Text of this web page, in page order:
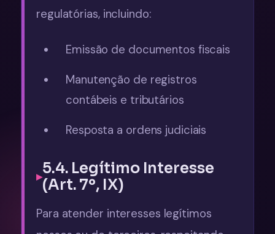
regulatórias, incluindo:
Emissão de documentos fiscais
Manutenção de registros
contábeis e tributários
Resposta a ordens judiciais
5.4. Legítimo Interesse
(Art. 7º, IX)
Para atender interesses legítimos